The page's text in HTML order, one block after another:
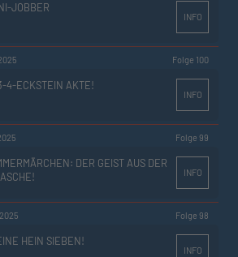
JOBBER
INFO
Folge 100
4-ECKSTEIN AKTE!
INFO
Folge 99
DER GEIST AUS DER
INFO
Folge 98
HEIN SIEBEN!
INFO